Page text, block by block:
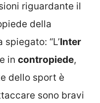
riguardante il
della
“L’Inter
in contropiede,
dello sport è
sono bravi